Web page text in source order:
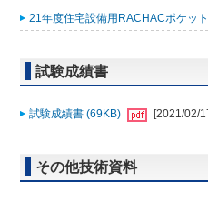
21年度住宅設備用RACHACポケッ
試験成績書
試験成績書 (69KB) [2021/02/
その他技術資料